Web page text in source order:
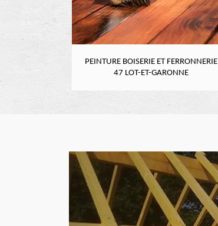
PEINTURE BOISERIE ET FERRONNERIE
47 LOT-ET-GARONNE